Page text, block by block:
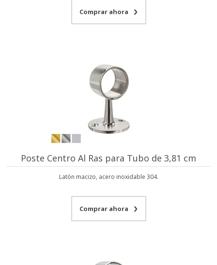
Comprar ahora
Poste Centro Al Ras para Tubo de 3,81 cm
Latón macizo, acero inoxidable 304.
Comprar ahora